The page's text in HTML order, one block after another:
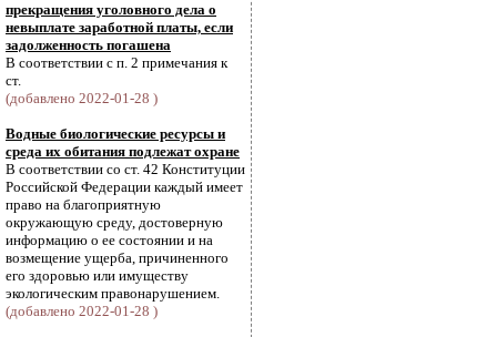
прекращения уголовного дела о
невыплате заработной платы, если
задолженность погашена
В соответствии с п. 2 примечания к
ст.
(добавлено 2022-01-28 )
Водные биологические ресурсы и
среда их обитания подлежат охране
В соответствии со ст. 42 Конституции
Российской Федерации каждый имеет
право на благоприятную
окружающую среду, достоверную
информацию о ее состоянии и на
возмещение ущерба, причиненного
его здоровью или имуществу
экологическим правонарушением.
(добавлено 2022-01-28 )